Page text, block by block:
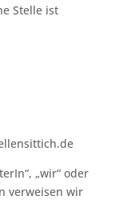
Stelle ist
„wir“ oder
verweisen wir